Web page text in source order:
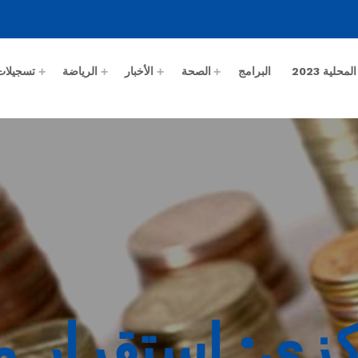
2023 البرامج الصحة الأخبار الرياضة